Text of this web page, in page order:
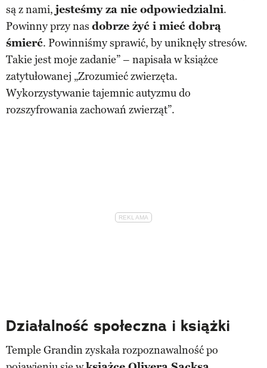
są z nami, jesteśmy za nie odpowiedzialni.
Powinny przy nas dobrze żyć i mieć dobrą
śmierć. Powinniśmy sprawić, by uniknęły stresów.
Takie jest moje zadanie” – napisała w książce
zatytułowanej „Zrozumieć zwierzęta.
Wykorzystywanie tajemnic autyzmu do
rozszyfrowania zachowań zwierząt”.
Działalność społeczna i książki
Temple Grandin zyskała rozpoznawalność po